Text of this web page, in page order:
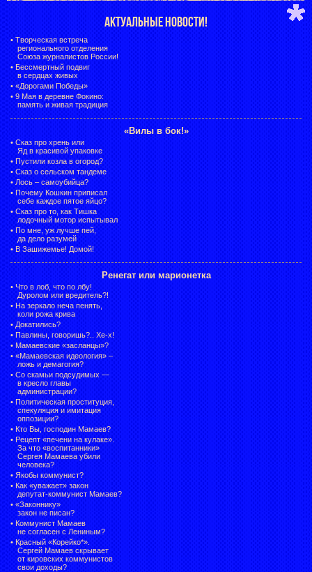
АКТУАЛЬНЫЕ НОВОСТИ!
• Творческая встреча
регионального отделения
Союза журналистов России!
• Бессмертный подвиг
в сердцах живых
• «Дорогами Победы»
• 9 Мая в деревне Фокино:
память и живая традиция
«Вилы в бок!»
• Сказ про хрень или
Яд в красивой упаковке
• Пустили козла в огород?
• Сказ о сельском тандеме
• Лось – самоубийца?
• Почему Кошкин приписал
себе каждое пятое яйцо?
• Сказ про то, как Тишка
лодочный мотор испытывал
• По мне, уж лучше пей,
да дело разумей
• В Зашижемье! Домой!
Ренегат или марионетка
• Что в лоб, что по лбу!
Дуролом или вредитель?!
• На зеркало неча пенять,
коли рожа крива
• Докатились?
• Павлины, говоришь?.. Хе-х!
• Мамаевские «засланцы»?
• «Мамаевская идеология» –
ложь и демагогия?
• Со скамьи подсудимых —
в кресло главы
администрации?
• Политическая проституция,
спекуляция и имитация
оппозиции?
• Кто Вы, господин Мамаев?
• Рецепт «печени на кулаке».
За что «воспитанники»
Сергея Мамаева убили
человека?
• Якобы коммунист?
• Как «уважает» закон
депутат-коммунист Мамаев?
• «Законнику»
закон не писан?
• Коммунист Мамаев
не согласен с Лениным?
• Красный «Корейко*».
Сергей Мамаев скрывает
от кировских коммунистов
свои доходы?